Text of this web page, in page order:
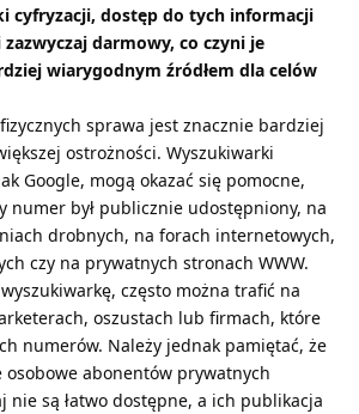
cyfryzacji, dostęp do tych informacji
zazwyczaj darmowy, co czyni je
wiarygodnym źródłem dla celów
sprawa jest znacznie bardziej
ostrożności. Wyszukiwarki
Google, mogą okazać się pomocne,
numer był publicznie udostępniony, na
drobnych, na forach internetowych,
czy na prywatnych stronach WWW.
często można trafić na
oszustach lub firmach, które
numerów. Należy jednak pamiętać, że
abonentów prywatnych
nie są łatwo dostępne, a ich publikacja